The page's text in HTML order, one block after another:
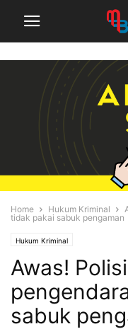
Home Hukum Kriminal
tidak pakai sabuk pengaman
Hukum Kriminal
Awas!
sabuk